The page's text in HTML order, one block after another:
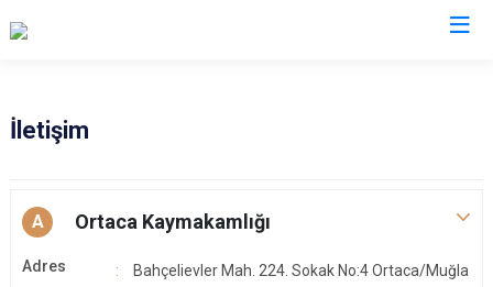
Dalaman
Datça
Fethiye
Yatağan
İletişim
A Ortaca Kaymakamlığı
Adres
Bahçelievler Mah. 224. Sokak No:4 Ortaca/Muğla